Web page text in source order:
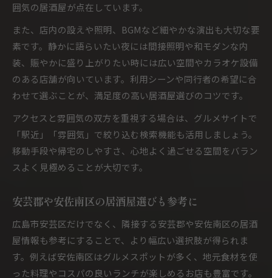
囲気の居酒屋が点在しています。
また、店内の設えや照明、BGMなど細やかな演出も大切な要
素です。静かに語らいたい夜には間接照明や和モダンな内
装、賑やかに盛り上がりたい時には広い空間やカラオケ設備
のある店舗が向いています。利用シーンや同行者の希望に合
わせて選ぶことが、満足度の高い居酒屋選びのコツです。
アクセスと雰囲気の双方を重視する場合は、グルメサイトで
「駅近」「雰囲気」で絞り込む検索機能も活用しましょう。
移動手段や帰宅のしやすさ、心地よく過ごせる空間をバラン
スよく見極めることが大切です。
安芸郡や安佐南区の居酒屋選びも参考に
広島市安芸区だけでなく、隣接する安芸郡や安佐南区の居酒
屋情報も参考にすることで、より幅広い選択肢が得られま
す。例えば安佐南区はグルメスポットが多く、地元食材を使
った料理やコスパの良いランチが楽しめるお店も豊富です。